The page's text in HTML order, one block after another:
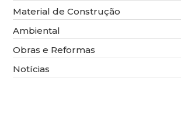
Material de Construção
Ambiental
Obras e Reformas
Notícias